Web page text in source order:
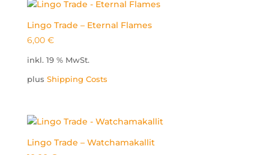
Lingo Trade – Eternal Flames
6,00 €
inkl. 19 % MwSt.
plus Shipping Costs
Lingo Trade – Watchamakallit